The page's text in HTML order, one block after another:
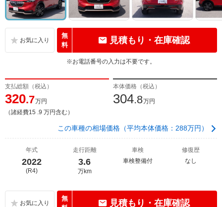
無
料
見積もり・在庫確認
※お電話番号の入力は不要です。
支払総額（税込）
320.7万円
（諸経費15 .9 万円含む）
本体価格（税込）
304.8万円
この車種の相場価格（平均本体価格：288万円）
年式
2022
(R4)
走行距離
3.6
万km
車検
車検整備付
修復歴
なし
無
見積もり・在庫確認